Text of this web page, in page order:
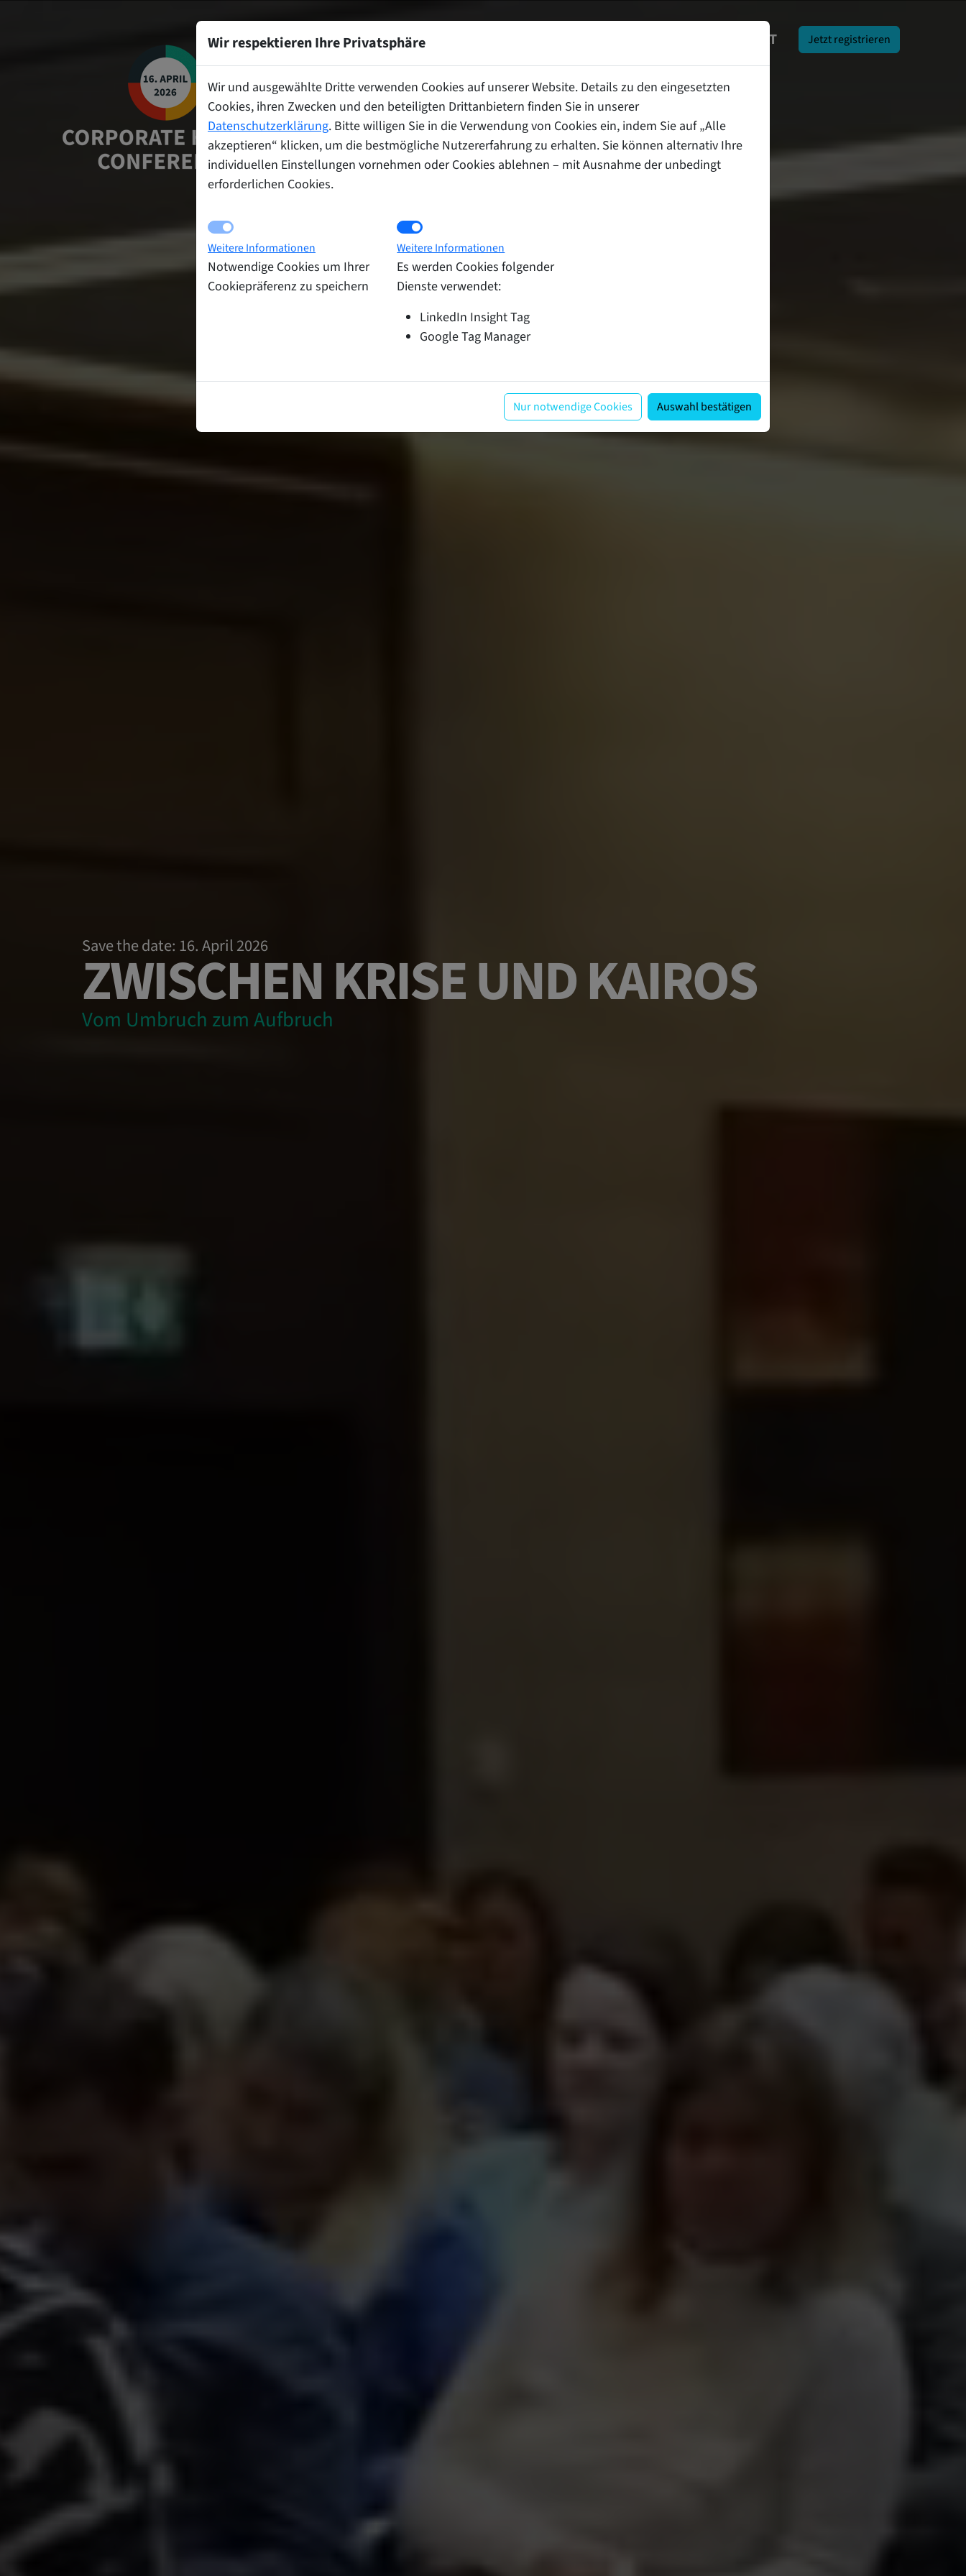
Wir respektieren Ihre Privatsphäre
Wir und ausgewählte Dritte verwenden Cookies auf unserer Website. Details zu den eingesetzten
Cookies, ihren Zwecken und den beteiligten Drittanbietern finden Sie in unserer
Datenschutzerklärung. Bitte willigen Sie in die Verwendung von Cookies ein, indem Sie auf „Alle
akzeptieren“ klicken, um die bestmögliche Nutzererfahrung zu erhalten. Sie können alternativ Ihre
individuellen Einstellungen vornehmen oder Cookies ablehnen – mit Ausnahme der unbedingt
erforderlichen Cookies.
Weitere Informationen
Notwendige Cookies um Ihrer
Cookiepräferenz zu speichern
Weitere Informationen
Es werden Cookies folgender
Dienste verwendet:
LinkedIn Insight Tag
Google Tag Manager
Nur notwendige Cookies Auswahl bestätigen
PROGRAMM KONTAKT Jetzt registrieren
Save the date: 16. April 2026
ZWISCHEN KRISE UND KAIROS
Vom Umbruch zum Aufbruch